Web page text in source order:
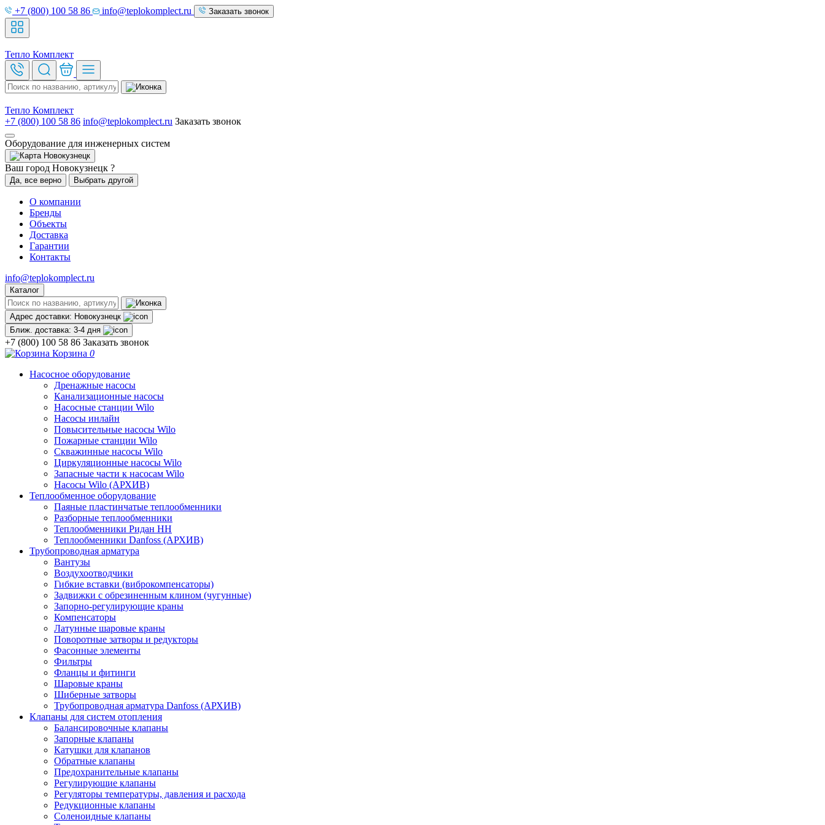
+7 (800) 100 58 86 info@teplokomplect.ru Заказать звонок
Тепло Комплект
Тепло Комплект
+7 (800) 100 58 86 info@teplokomplect.ru Заказать звонок
Оборудование для инженерных систем
Новокузнецк
Ваш город Новокузнецк ?
Да, все верно Выбрать другой
О компании
Бренды
Объекты
Доставка
Гарантии
Контакты
info@teplokomplect.ru
Каталог
Адрес доставки: Новокузнецк
Ближ. доставка: 3-4 дня
+7 (800) 100 58 86 Заказать звонок
Корзина 0
Насосное оборудование
Дренажные насосы
Канализационные насосы
Насосные станции Wilo
Насосы инлайн
Повысительные насосы Wilo
Пожарные станции Wilo
Скважинные насосы Wilo
Циркуляционные насосы Wilo
Запасные части к насосам Wilo
Насосы Wilo (АРХИВ)
Теплообменное оборудование
Паяные пластинчатые теплообменники
Разборные теплообменники
Теплообменники Ридан НН
Теплообменники Danfoss (АРХИВ)
Трубопроводная арматура
Вантузы
Воздухоотводчики
Гибкие вставки (виброкомпенсаторы)
Задвижки с обрезиненным клином (чугунные)
Запорно-регулирующие краны
Компенсаторы
Латунные шаровые краны
Поворотные затворы и редукторы
Фасонные элементы
Фильтры
Фланцы и фитинги
Шаровые краны
Шиберные затворы
Трубопроводная арматура Danfoss (АРХИВ)
Клапаны для систем отопления
Балансировочные клапаны
Запорные клапаны
Катушки для клапанов
Обратные клапаны
Предохранительные клапаны
Регулирующие клапаны
Регуляторы температуры, давления и расхода
Редукционные клапаны
Соленоидные клапаны